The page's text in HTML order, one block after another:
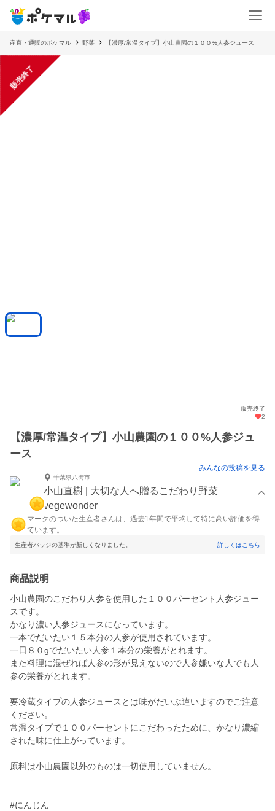
産直・通販のポケマル 野菜 【濃厚/常温タイプ】小山農園の１００%人参ジュース
販売終了
販売終了
2
【濃厚/常温タイプ】小山農園の１００%人参ジュ
ース
みんなの投稿を見る
千葉県八街市
小山直樹 | 大切な人へ贈るこだわり野菜
vegewonder
マークのついた生産者さんは、過去1年間で平均して特に高い評価を得
ています。
生産者バッジの基準が新しくなりました。 詳しくはこちら
商品説明
小山農園のこだわり人参を使用した１００パーセント人参ジュー
スです。
かなり濃い人参ジュースになっています。
一本でだいたい１５本分の人参が使用されています。
一日８０gでだいたい人参１本分の栄養がとれます。
また料理に混ぜれば人参の形が見えないので人参嫌いな人でも人
参の栄養がとれます。
要冷蔵タイプの人参ジュースとは味がだいぶ違いますのでご注意
ください。
常温タイプで１００パーセントにこだわったために、かなり濃縮
された味に仕上がっています。
原料は小山農園以外のものは一切使用していません。
#にんじん